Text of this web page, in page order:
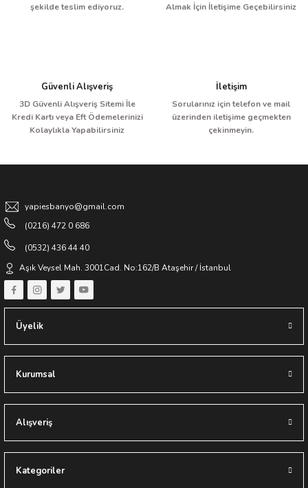
şekilde teslim ediyoruz.
Almak İçin İletişime Geçebilirsiniz
Güvenli Alışveriş
3D Güvenli Alışveriş Sitemi İle
Kredi Kartı veya Eft Ödemelerinizi
Kolaylıkla Yapabilirsiniz
İletişim
Sorularınız için telefon ve mail
üzerinden iletişime geçmekten
çekinmeyin.
yapiesbanyo@gmail.com
(0216) 472 0 686
(0532) 436 44 40
Aşık Veysel Mah. 3001Cad. No:162/B Ataşehir / İstanbul
Üyelik
Kurumsal
Alışveriş
Kategoriler